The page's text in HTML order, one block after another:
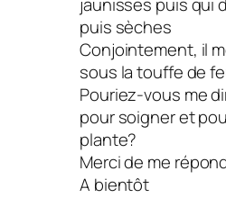
puis sèches
Conjointement, il
sous la touffe de
Pouriez-vous me
pour soigner et
plante?
Merci de me
A bientôt